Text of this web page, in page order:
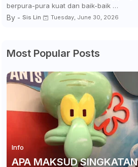
berpura-pura kuat dan baik-baik …
By - Sis Lin Tuesday, June 30, 2026
Most Popular Posts
Info
APA MAKSUD SINGKATAN